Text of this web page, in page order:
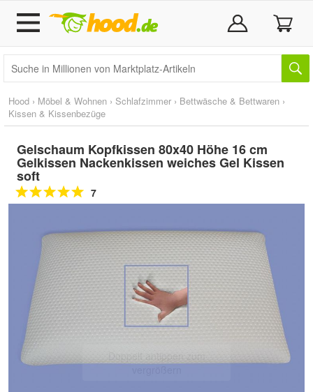
Hood › Möbel & Wohnen › Schlafzimmer › Bettwäsche & Bettwaren ›
Kissen & Kissenbezüge
Gelschaum Kopfkissen 80x40 Höhe 16 cm
Gelkissen Nackenkissen weiches Gel Kissen
soft
7
Doppelt antippen zum